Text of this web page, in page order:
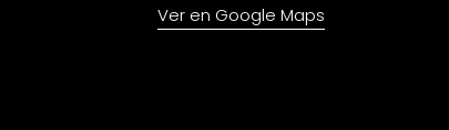
Ver en Google Maps